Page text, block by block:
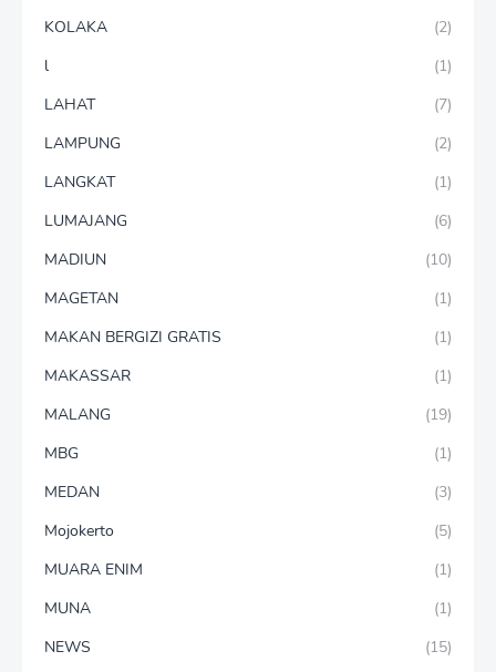
KOLAKA
(2)
l
(1)
LAHAT
(7)
LAMPUNG
(2)
LANGKAT
(1)
LUMAJANG
(6)
MADIUN
(10)
MAGETAN
(1)
MAKAN BERGIZI GRATIS
(1)
MAKASSAR
(1)
MALANG
(19)
MBG
(1)
MEDAN
(3)
Mojokerto
(5)
MUARA ENIM
(1)
MUNA
(1)
NEWS
(15)